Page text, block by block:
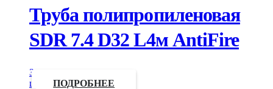
Труба полипропиленовая
SDR 7.4 D32 L4м AntiFire
Запросить
цену
ПОДРОБНЕЕ